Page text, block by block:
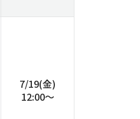
7/19(金)
12:00～